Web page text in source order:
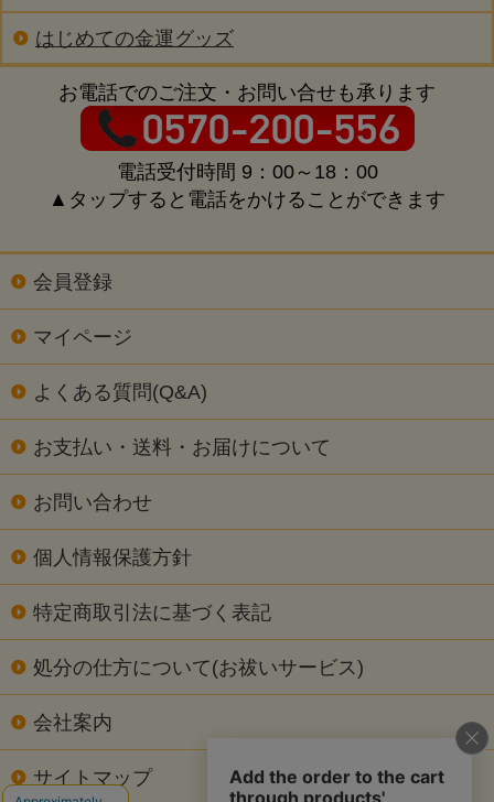
はじめての金運グッズ
お電話でのご注文・お問い合せも承ります
電話受付時間 9：00～18：00
▲タップすると電話をかけることができます
会員登録
マイページ
よくある質問(Q&A)
お支払い・送料・お届けについて
お問い合わせ
個人情報保護方針
特定商取引法に基づく表記
処分の仕方について(お祓いサービス)
会社案内
サイトマップ